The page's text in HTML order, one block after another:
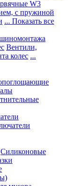
W3
с пружиной
... Показать все
Вентили,
колес ...
Силиконовые